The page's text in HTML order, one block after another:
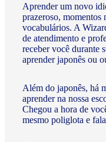
Aprender um novo
prazeroso, momentos
vocabulários. A
de atendimento e
receber você durante
aprender japonês ou
Além do japonês, há
aprender na nossa
Chegou a hora de
mesmo poliglota e